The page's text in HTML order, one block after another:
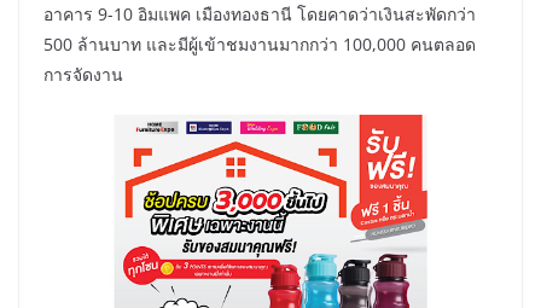
อาคาร 9-10 อิมแพค เมืองทองธานี โดยคาดว่าเงินสะพัดกว่า
500 ล้านบาท และมีผู้เข้าชมงานมากกว่า 100,000 คนตลอด
การจัดงาน